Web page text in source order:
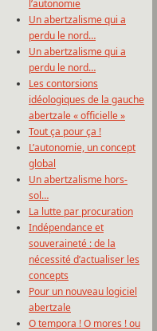
l’autonomie
Un abertzalisme qui a
perdu le nord…
Un abertzalisme qui a
perdu le nord…
Les contorsions
idéologiques de la gauche
abertzale « officielle »
Tout ça pour ça !
L’autonomie, un concept
global
Un abertzalisme hors-
sol…
La lutte par procuration
Indépendance et
souveraineté : de la
nécessité d’actualiser les
concepts
Pour un nouveau logiciel
abertzale
O tempora ! O mores ! ou